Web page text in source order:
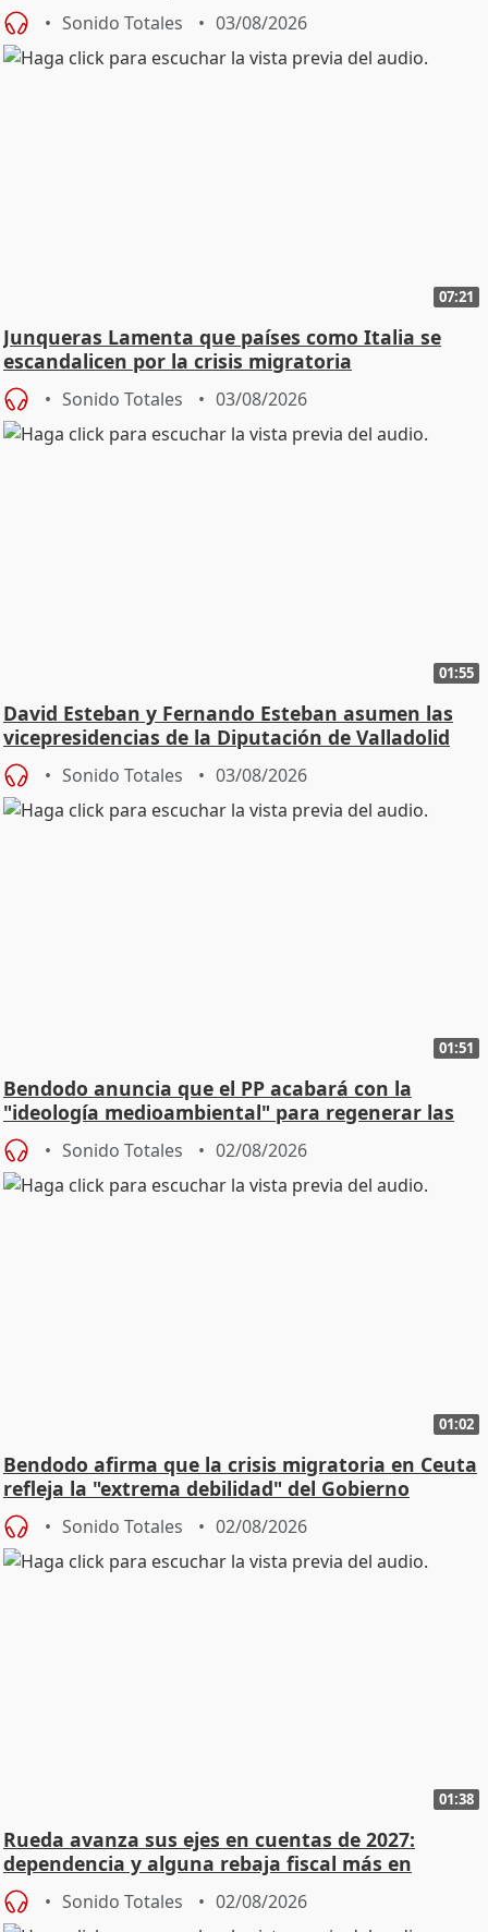
Sonido Totales 03/08/2026
07:21
Junqueras Lamenta que países como Italia se
escandalicen por la crisis migratoria
Sonido Totales 03/08/2026
01:55
David Esteban y Fernando Esteban asumen las
vicepresidencias de la Diputación de Valladolid
Sonido Totales 03/08/2026
01:51
Bendodo anuncia que el PP acabará con la
"ideología medioambiental" para regenerar las
playas
Sonido Totales 02/08/2026
01:02
Bendodo afirma que la crisis migratoria en Ceuta
refleja la "extrema debilidad" del Gobierno
Sonido Totales 02/08/2026
01:38
Rueda avanza sus ejes en cuentas de 2027:
dependencia y alguna rebaja fiscal más en
vivienda
Sonido Totales 02/08/2026